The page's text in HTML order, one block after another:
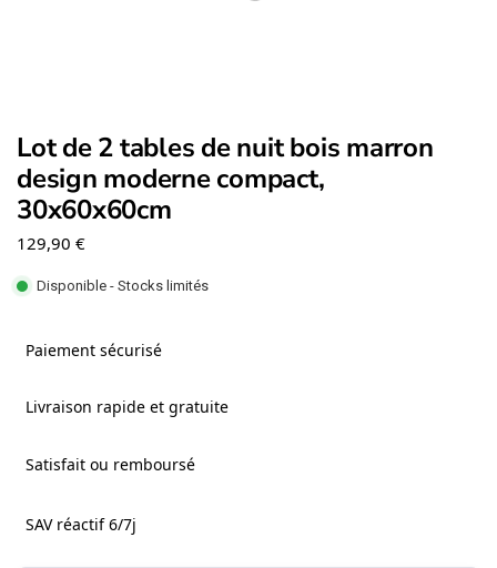
Lot de 2 tables de nuit bois marron
design moderne compact,
30x60x60cm
129,90 €
Disponible - Stocks limités
Paiement sécurisé
Livraison rapide et gratuite
Satisfait ou remboursé
SAV réactif 6/7j